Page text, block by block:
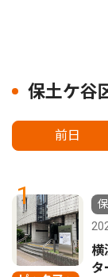
保土ケ谷
前日
1
横
タ